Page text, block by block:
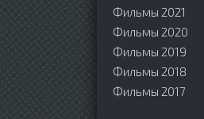
Фильмы 2021
Фильмы 2020
Фильмы 2019
Фильмы 2018
Фильмы 2017